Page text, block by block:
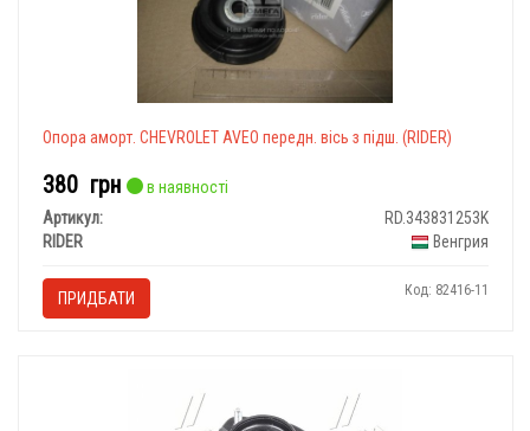
Опора аморт. CHEVROLET AVEO передн. вісь з підш. (RIDER)
380 грн
в наявності
Артикул:
RD.343831253K
RIDER
Венгрия
ПРИДБАТИ Код: 82416-11